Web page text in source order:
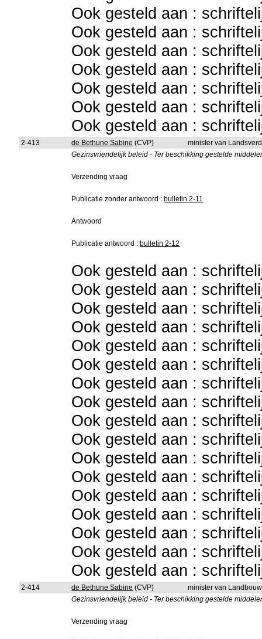
Ook gesteld aan :
Ook gesteld aan :
Ook gesteld aan :
Ook gesteld aan :
Ook gesteld aan :
Ook gesteld aan :
Ook gesteld aan :
2-413 de Bethune Sabine (CVP)
minister van
Gezinsvriendelijk beleid - Ter beschikking gestelde
Verzending vraag
Publicatie zonder antwoord : bulletin 2-11
Antwoord
Publicatie antwoord : bulletin 2-12
Ook gesteld aan :
Ook gesteld aan :
Ook gesteld aan :
Ook gesteld aan :
Ook gesteld aan :
Ook gesteld aan :
Ook gesteld aan :
Ook gesteld aan :
Ook gesteld aan :
Ook gesteld aan :
Ook gesteld aan :
Ook gesteld aan :
Ook gesteld aan :
Ook gesteld aan :
Ook gesteld aan :
Ook gesteld aan :
Ook gesteld aan :
2-414 de Bethune Sabine (CVP)
minister van
Gezinsvriendelijk beleid - Ter beschikking gestelde
Verzending vraag